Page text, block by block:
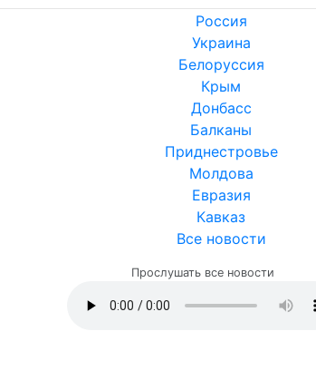
Россия
Украина
Белоруссия
Крым
Донбасс
Балканы
Приднестровье
Молдова
Евразия
Кавказ
Все новости
Прослушать все новости